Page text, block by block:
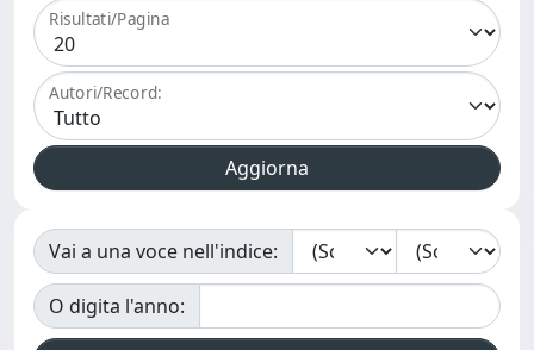
Risultati/Pagina
Autori/Record:
Vai a una voce nell'indice:
O digita l'anno: